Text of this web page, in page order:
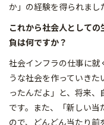
か」の経験を得られまし
これから社会人として
負は何ですか？
社会インフラの仕事に就
うな社会を作っていき
ったんだよ」と、将来
です。また、「新しい
ので、どんどん当たり前